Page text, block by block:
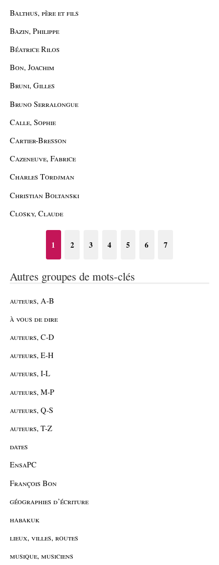
Balthus, père et fils
Bazin, Philippe
Béatrice Rilos
Bon, Joachim
Bruni, Gilles
Bruno Serralongue
Calle, Sophie
Cartier-Bresson
Cazeneuve, Fabrice
Charles Tordjman
Christian Boltanski
Closky, Claude
1 2 3 4 5 6 7
Autres groupes de mots-clés
auteurs, A-B
à vous de dire
auteurs, C-D
auteurs, E-H
auteurs, I-L
auteurs, M-P
auteurs, Q-S
auteurs, T-Z
dates
EnsaPC
François Bon
géographies d’écriture
habakuk
lieux, villes, routes
musique, musiciens